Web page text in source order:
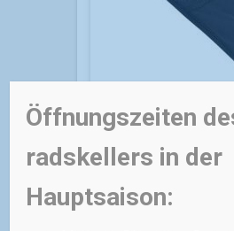
HELME
Helmmütze
Line DLX
Öffnungszeiten
radskellers in der
Hauptsaison: